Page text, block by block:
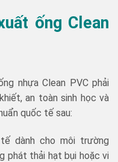
ống Clean
nhựa Clean PVC phải
an toàn sinh học và
quốc tế sau:
dành cho môi trường
phát thải hạt bụi hoặc vi